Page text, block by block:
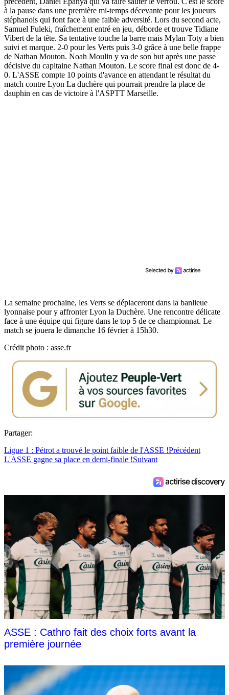
à la pause dans une première mi-temps décevante pour les joueurs
stéphanois qui font face à une faible adversité. Lors du second acte,
Samuel Fuleki, fraîchement entré en jeu, déborde et trouve Tidiane
Vibert de la tête. Sa tentative touche la barre mais Mylan Toty a bien
suivi et marque. 2-0 pour les Verts puis 3-0 grâce à une belle frappe
de Nathan Mouton. Noah Moulin y va de son but après une passe
décisive du capitaine Nathan Mouton. Le score final est donc de 4-
0. L'ASSE compte 10 points d'avance en attendant le résultat du
match contre Lyon La duchère qui pourrait prendre la place de
dauphin en cas de victoire à l'ASPTT Marseille.
La semaine prochaine, les Verts se déplaceront dans la banlieue
lyonnaise pour y affronter Lyon la Duchère. Une rencontre délicate
face à une équipe qui figure dans le top 5 de ce championnat. Le
match se jouera le dimanche 16 février à 15h30.
Crédit photo : asse.fr
Partager:
Ligue 1 : Pétrot a trouvé le point faible de l'ASSE !Précédent
L'ASSE gagne sa place en demi-finale !Suivant
ASSE : Cathro fait des choix forts avant la
première journée